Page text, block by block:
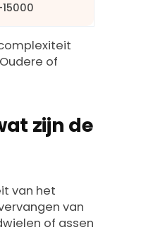
of
zijn de
van het
van
of assen